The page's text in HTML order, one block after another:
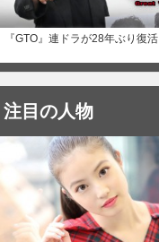
『GTO』連ドラが28年ぶり復活
注目の人物